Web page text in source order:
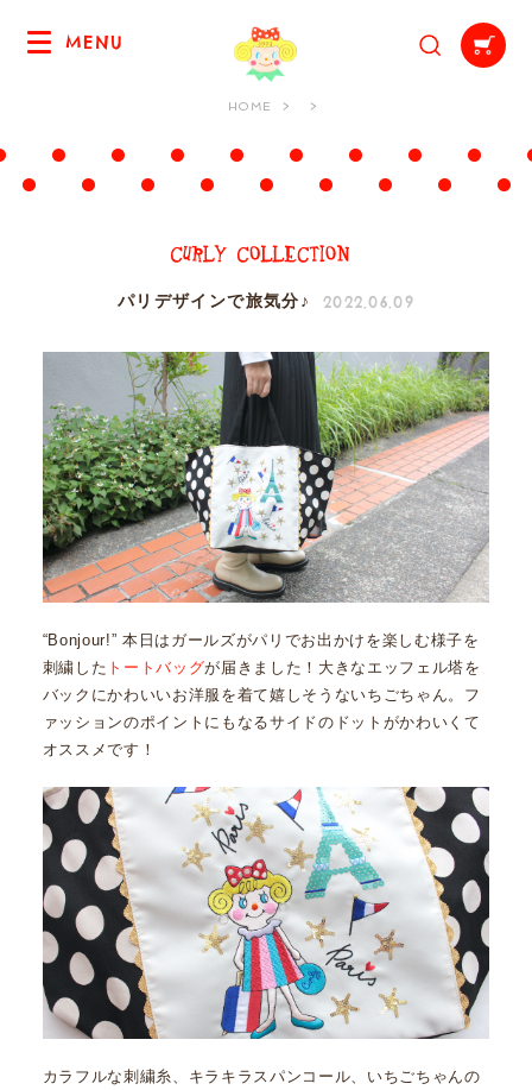
MENU
HOME
パリデザインで旅気分♪ 2022.06.09
“Bonjour!” 本日はガールズがパリでお出かけを楽しむ様子を
刺繍した トートバッグが届きました！大きなエッフェル塔を
バックにかわいいお洋服を着て嬉しそうないちごちゃん。フ
ァッションのポイントにもなるサイドのドットがかわいくて
オススメです！
カラフルな刺繍糸、キラキラスパンコール、いちごちゃんの